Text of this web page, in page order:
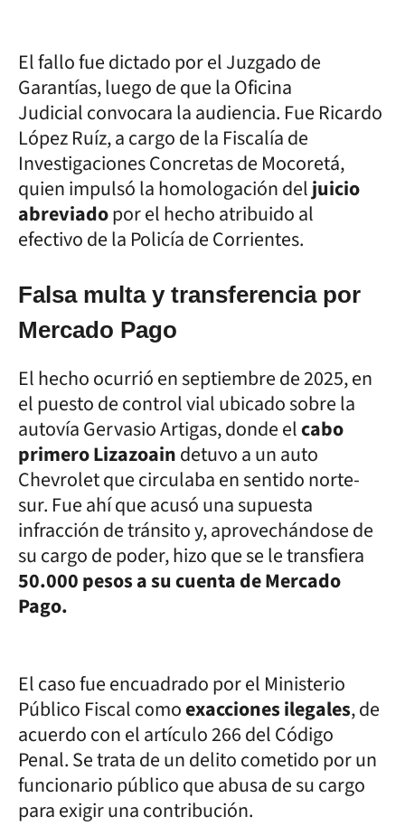
El fallo fue dictado por el Juzgado de
Garantías, luego de que la Oficina
Judicial convocara la audiencia. Fue Ricardo
López Ruíz, a cargo de la Fiscalía de
Investigaciones Concretas de Mocoretá,
quien impulsó la homologación deljuicio
abreviadopor el hecho atribuido al
efectivo de la Policía de Corrientes.
Falsa multa y transferencia por
Mercado Pago
El hecho ocurrió en septiembre de 2025, en
el puesto de control vial ubicado sobre la
autovía Gervasio Artigas, donde elcabo
primero Lizazoaindetuvo a un auto
Chevrolet que circulaba en sentido norte-
sur. Fue ahí que acusó una supuesta
infracción de tránsito y, aprovechándose de
su cargo de poder, hizo que se le transfiera
50.000 pesos a su cuenta deMercado
Pago.
El caso fue encuadrado por el Ministerio
Público Fiscal comoexacciones ilegales, de
acuerdo con el artículo 266 del Código
Penal. Se trata de un delito cometido por un
funcionario público que abusa de su cargo
para exigir una contribución.